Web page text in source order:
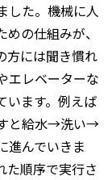
した。機械に人
の仕組みが、
方には聞き慣れ
エレベーターな
います。例えば
と給水→洗い→
進んでいきま
た順序で実行さ